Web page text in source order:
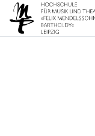
Zum Hauptinhalt